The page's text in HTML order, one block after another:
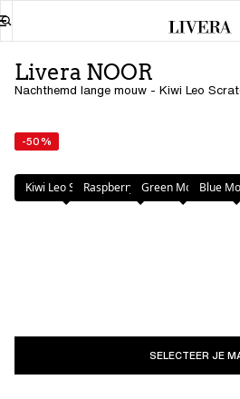
Livera NOOR
Nachthemd lange mouw - Kiwi Leo
-50%
Kleur: Kiwi Leo Scratch
Kiwi Leo ScratchRaspberry Leo Scratch
Green Monstera
Blue
SELECTEER JE